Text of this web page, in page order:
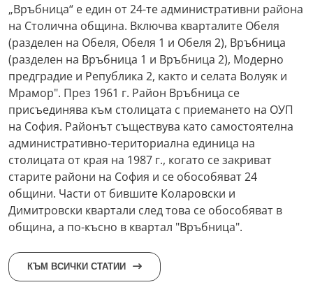
„Връбница“ е един от 24-те административни района
на Столична община. Включва кварталите Обеля
(разделен на Обеля, Обеля 1 и Обеля 2), Връбница
(разделен на Връбница 1 и Връбница 2), Модерно
предградие и Република 2, както и селата Волуяк и
Мрамор". През 1961 г. Район Връбница се
присъединява към столицата с приемането на ОУП
на София. Районът съществува като самостоятелна
административно-териториална единица на
столицата от края на 1987 г., когато се закриват
старите райони на София и се обособяват 24
общини. Части от бившите Коларовски и
Димитровски квартали след това се обособяват в
община, а по-късно в квартал "Връбница".
КЪМ ВСИЧКИ СТАТИИ